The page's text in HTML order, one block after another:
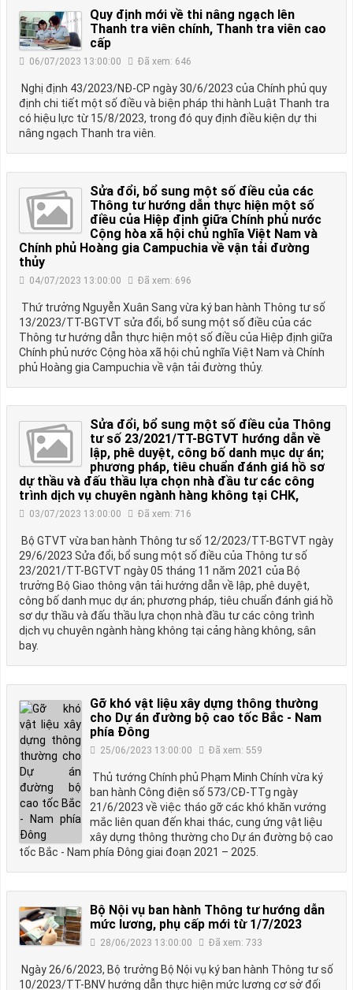
Quy định mới về thi nâng ngạch lên
Thanh tra viên chính, Thanh tra viên cao
cấp
06/07/2023 13:00:00 Đã xem: 646
Nghị định 43/2023/NĐ-CP ngày 30/6/2023 của Chính phủ quy
định chi tiết một số điều và biện pháp thi hành Luật Thanh tra
có hiệu lực từ 15/8/2023, trong đó quy định điều kiện dự thi
nâng ngạch Thanh tra viên.
Sửa đổi, bổ sung một số điều của các
Thông tư hướng dẫn thực hiện một số
điều của Hiệp định giữa Chính phủ nước
Cộng hòa xã hội chủ nghĩa Việt Nam và
Chính phủ Hoàng gia Campuchia về vận tải đường
thủy
04/07/2023 13:00:00 Đã xem: 696
Thứ trưởng Nguyễn Xuân Sang vừa ký ban hành Thông tư số
13/2023/TT-BGTVT sửa đổi, bổ sung một số điều của các
Thông tư hướng dẫn thực hiện một số điều của Hiệp định giữa
Chính phủ nước Cộng hòa xã hội chủ nghĩa Việt Nam và Chính
phủ Hoàng gia Campuchia về vận tải đường thủy.
Sửa đổi, bổ sung một số điều của Thông
tư số 23/2021/TT-BGTVT hướng dẫn về
lập, phê duyệt, công bố danh mục dự án;
phương pháp, tiêu chuẩn đánh giá hồ sơ
dự thầu và đấu thầu lựa chọn nhà đầu tư các công
trình dịch vụ chuyên ngành hàng không tại CHK,
03/07/2023 13:00:00 Đã xem: 716
Bộ GTVT vừa ban hành Thông tư số 12/2023/TT-BGTVT ngày
29/6/2023 Sửa đổi, bổ sung một số điều của Thông tư số
23/2021/TT-BGTVT ngày 05 tháng 11 năm 2021 của Bộ
trưởng Bộ Giao thông vận tải hướng dẫn về lập, phê duyệt,
công bố danh mục dự án; phương pháp, tiêu chuẩn đánh giá hồ
sơ dự thầu và đấu thầu lựa chọn nhà đầu tư các công trình
dịch vụ chuyên ngành hàng không tại cảng hàng không, sân
bay.
Gỡ khó vật liệu xây dựng thông thường
cho Dự án đường bộ cao tốc Bắc - Nam
phía Đông
25/06/2023 13:00:00 Đã xem: 559
Thủ tướng Chính phủ Phạm Minh Chính vừa ký
ban hành Công điện số 573/CĐ-TTg ngày
21/6/2023 về việc tháo gỡ các khó khăn vướng
mắc liên quan đến khai thác, cung ứng vật liệu
xây dựng thông thường cho Dự án đường bộ cao
tốc Bắc - Nam phía Đông giai đoạn 2021 – 2025.
Bộ Nội vụ ban hành Thông tư hướng dẫn
mức lương, phụ cấp mới từ 1/7/2023
28/06/2023 13:00:00 Đã xem: 733
Ngày 26/6/2023, Bộ trưởng Bộ Nội vụ ký ban hành Thông tư số
10/2023/TT-BNV hướng dẫn thực hiện mức lương cơ sở đối